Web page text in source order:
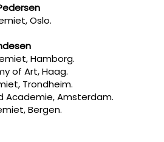
Oslo.
Hamborg.
of Art, Haag.
Trondheim.
Academie, Amsterdam.
Bergen.